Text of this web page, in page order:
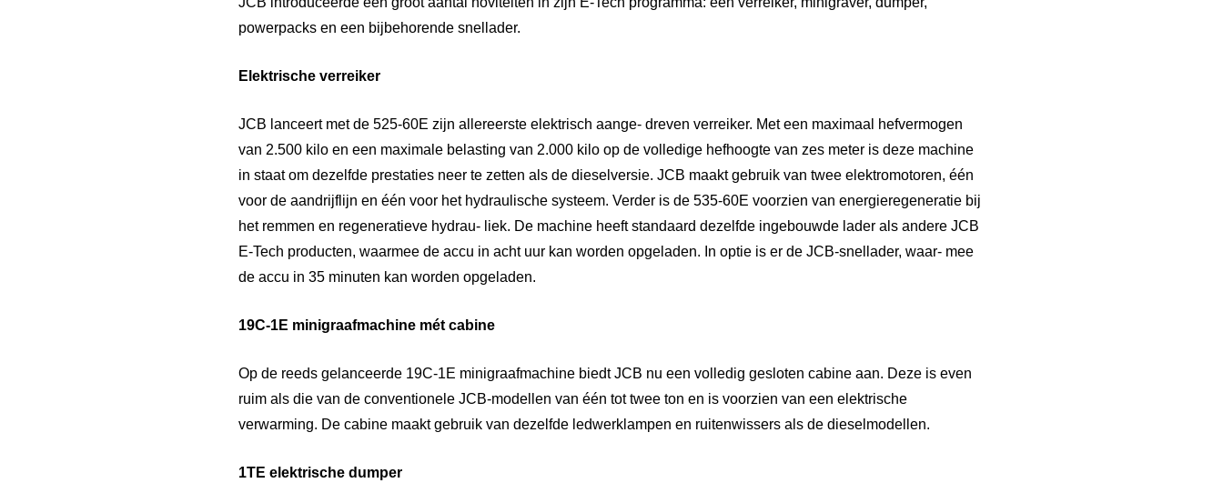
powerpacks en een bijbehorende snellader.
Elektrische verreiker
JCB lanceert met de 525-60E zijn allereerste elektrisch aange- dreven verreiker. Met een maximaal hefvermogen
van 2.500 kilo en een maximale belasting van 2.000 kilo op de volledige hefhoogte van zes meter is deze machine
in staat om dezelfde prestaties neer te zetten als de dieselversie. JCB maakt gebruik van twee elektromotoren, één
voor de aandrijflijn en één voor het hydraulische systeem. Verder is de 535-60E voorzien van energieregeneratie bij
het remmen en regeneratieve hydrau- liek. De machine heeft standaard dezelfde ingebouwde lader als andere JCB
E-Tech producten, waarmee de accu in acht uur kan worden opgeladen. In optie is er de JCB-snellader, waar- mee
de accu in 35 minuten kan worden opgeladen.
19C-1E minigraafmachine mét cabine
Op de reeds gelanceerde 19C-1E minigraafmachine biedt JCB nu een volledig gesloten cabine aan. Deze is even
ruim als die van de conventionele JCB-modellen van één tot twee ton en is voorzien van een elektrische
verwarming. De cabine maakt gebruik van dezelfde ledwerklampen en ruitenwissers als de dieselmodellen.
1TE elektrische dumper